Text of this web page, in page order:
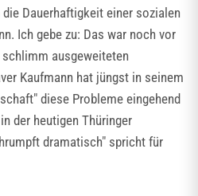
Dauerhaftigkeit einer sozialen
Ich gebe zu: Das war noch vor
ausgeweiteten
Kaufmann hat jüngst in seinem
diese Probleme eingehend
der heutigen Thüringer
dramatisch" spricht für